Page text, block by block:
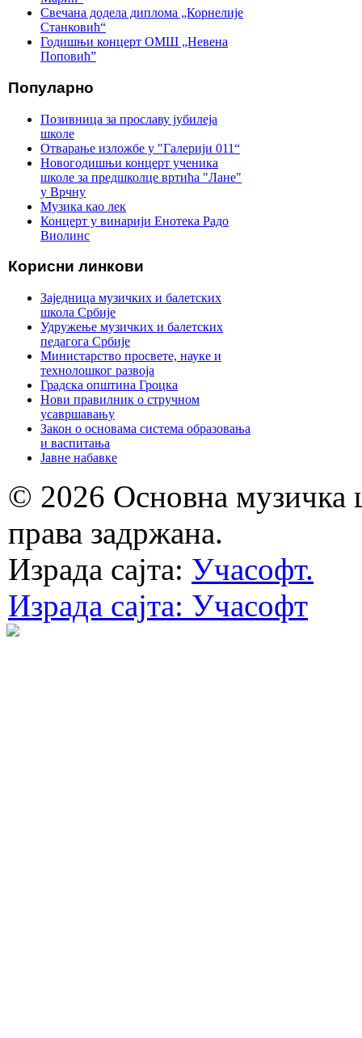
Свечана додела диплома „Корнелије
Станковић“
Годишњи концерт ОМШ „Невена
Поповић”
Популарно
Позивница за прославу јубилеја
школе
Отварање изложбе у "Галерији 011“
Новогодишњи концерт ученика
школе за предшколце вртића "Лане"
у Врчну
Музика као лек
Концерт у винарији Енотека Радо
Виолинс
Корисни линкови
Заједница музичких и балетских
школа Србије
Удружење музичких и балетских
педагога Србије
Министарство просвете, науке и
технолошког развоја
Градска општина Гроцка
Нови правилник о стручном
усавршавању
Закон о основама система образовања
и васпитања
Јавне набавке
© 2026 Основна
права задржана.
Израда сајта: Учасофт.
Израда сајта: Учасофт